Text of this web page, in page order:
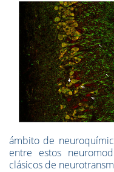
ámbito de
entre estos
clásicos de